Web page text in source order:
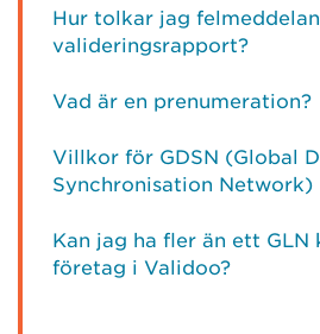
Hur tolkar jag
valideringsrapport?
Vad är en prenumeration?
Villkor för GDSN (Global
Synchronisation Network)
Kan jag ha fler än ett
företag i Validoo?